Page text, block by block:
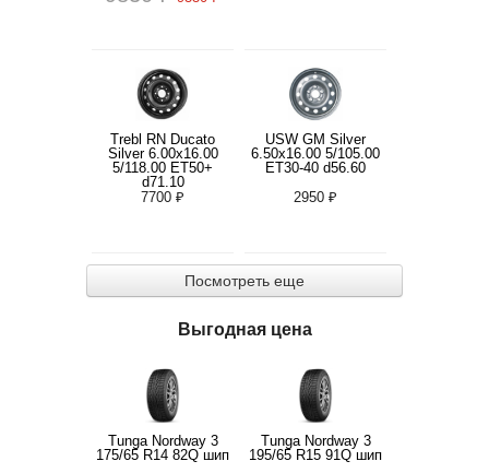
Trebl RN Ducato
Silver 6.00x16.00
5/118.00 ET50+
d71.10
7700 ₽
USW GM Silver
6.50x16.00 5/105.00
ET30-40 d56.60
2950 ₽
Посмотреть еще
Выгодная цена
Tunga Nordway 3
175/65 R14 82Q шип
Tunga Nordway 3
195/65 R15 91Q шип